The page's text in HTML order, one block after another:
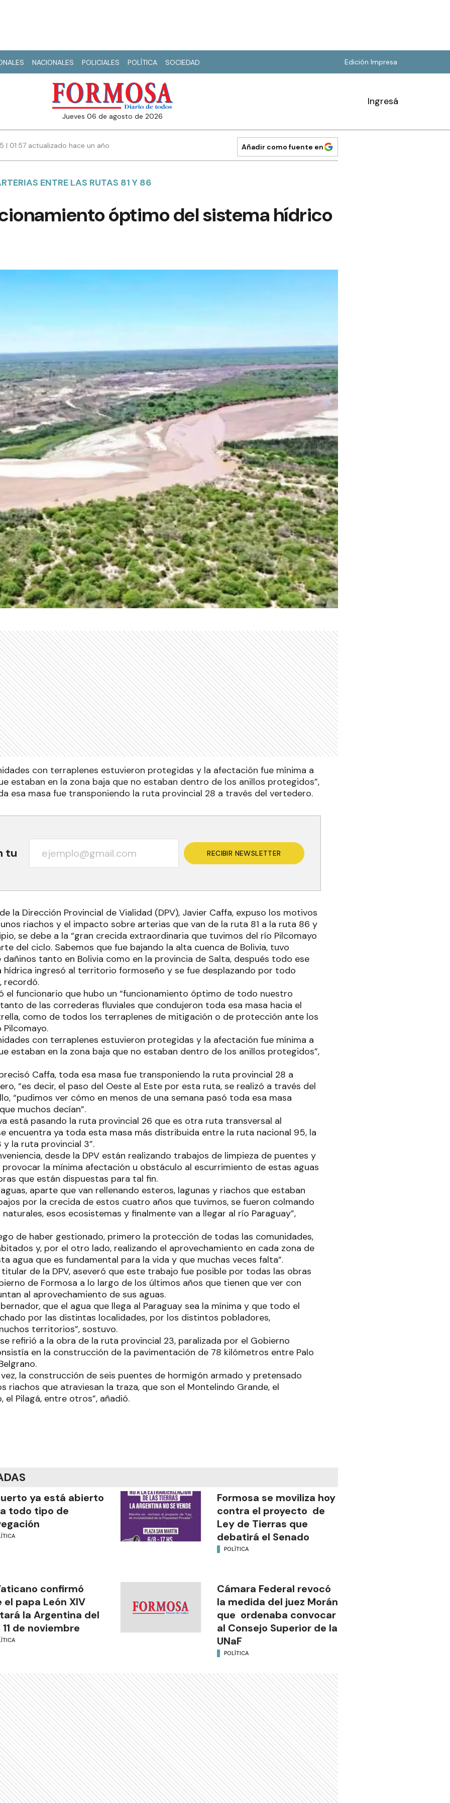
NACIONALES POLICIALES POLÍTICA SOCIEDAD Edición Impresa
jueves 06 de agosto de 2026
Ingresá
| 01:57 actualizado hace un año Añadir como fuente en
ENTRE LAS RUTAS 81 Y 86
óptimo del sistema hídrico
con terraplenes estuvieron protegidas y la afectación fue mínima a
estaban en la zona baja que no estaban dentro de los anillos protegidos”,
esa masa fue transponiendo la ruta provincial 28 a través del vertedero.
tu RECIBIR NEWSLETTER
la Dirección Provincial de Vialidad (DPV), Javier Caffa, expuso los motivos
riachos y el impacto sobre arterias que van de la ruta 81 a la ruta 86 y
se debe a la “gran crecida extraordinaria que tuvimos del río Pilcomayo
del ciclo. Sabemos que fue bajando la alta cuenca de Bolivia, tuvo
tanto en Bolivia como en la provincia de Salta, después todo ese
hídrica ingresó al territorio formoseño y se fue desplazando por todo
recordó.
el funcionario que hubo un “funcionamiento óptimo de todo nuestro
de las correderas fluviales que condujeron toda esa masa hacia el
como de todos los terraplenes de mitigación o de protección ante los
con terraplenes estuvieron protegidas y la afectación fue mínima a
estaban en la zona baja que no estaban dentro de los anillos protegidos”,
Caffa, toda esa masa fue transponiendo la ruta provincial 28 a
“es decir, el paso del Oeste al Este por esta ruta, se realizó a través del
“pudimos ver cómo en menos de una semana pasó toda esa masa
muchos decían”.
está pasando la ruta provincial 26 que es otra ruta transversal al
encuentra ya toda esta masa más distribuida entre la ruta nacional 95, la
la ruta provincial 3”.
desde la DPV están realizando trabajos de limpieza de puentes y
la mínima afectación u obstáculo al escurrimiento de estas aguas
que están dispuestas para tal fin.
aparte que van rellenando esteros, lagunas y riachos que estaban
por la crecida de estos cuatro años que tuvimos, se fueron colmando
esos ecosistemas y finalmente van a llegar al río Paraguay”,
de haber gestionado, primero la protección de todas las comunidades,
y, por el otro lado, realizando el aprovechamiento en cada zona de
agua que es fundamental para la vida y que muchas veces falta”.
de la DPV, aseveró que este trabajo fue posible por todas las obras
de Formosa a lo largo de los últimos años que tienen que ver con
al aprovechamiento de sus aguas.
que el agua que llega al Paraguay sea la mínima y que todo el
por las distintas localidades, por los distintos pobladores,
territorios”, sostuvo.
refirió a la obra de la ruta provincial 23, paralizada por el Gobierno
en la construcción de la pavimentación de 78 kilómetros entre Palo
vez, la construcción de seis puentes de hormigón armado y pretensado
riachos que atraviesan la traza, que son el Montelindo Grande, el
el Pilagá, entre otros”, añadió.
ya está abierto
todo tipo de
Formosa se moviliza hoy
contra el proyecto de
Ley de Tierras que
debatirá el Senado
POLÍTICA
confirmó
el papa León XIV
la Argentina del
11 de noviembre
Cámara Federal revocó
la medida del juez Morán
que ordenaba convocar
al Consejo Superior de la
UNaF
POLÍTICA